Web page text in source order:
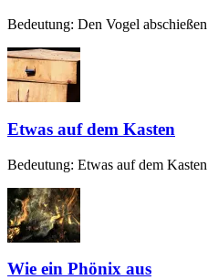
Bedeutung: Den Vogel
Etwas auf dem Kasten
Bedeutung: Etwas auf dem
Wie ein Phönix aus